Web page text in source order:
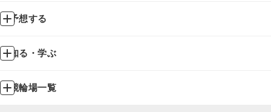
予想する
知る・学ぶ
競輪場一覧